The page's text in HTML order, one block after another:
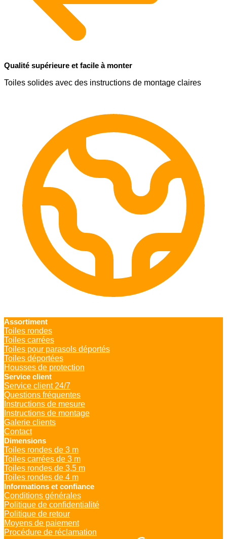
Qualité supérieure et facile à monter
Toiles solides avec des instructions de montage claires
Assortiment
Toiles rondes
Toiles carrées
Toiles pour parasols déportés
Toiles déportées
Housses de protection
Service client
Service client 24/7
Questions fréquentes
Instructions de mesure
Instructions de montage
Galerie clients
Contact
Dimensions
Toiles rondes de 3 m
Toiles carrées de 3 m
Toiles rondes de 3,5 m
Toiles rondes de 4 m
Informations et confiance
Conditions générales
Politique de confidentialité
Politique de retour
Moyens de paiement
Procédure de réclamation